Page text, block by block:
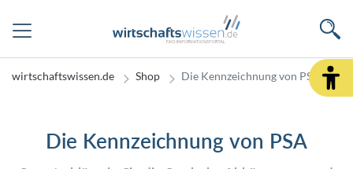
wirtschaftswissen.de Shop Die Kennzeichnung von PSA
Die Kennzeichnung von PSA